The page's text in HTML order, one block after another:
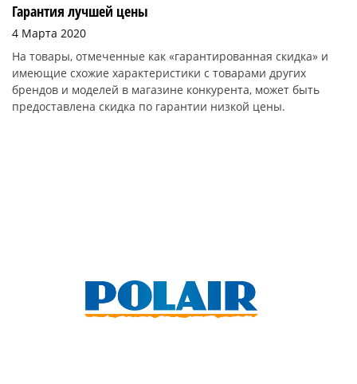
Гарантия лучшей цены
4 Марта 2020
На товары, отмеченные как «гарантированная скидка» и
имеющие схожие характеристики с товарами других
брендов и моделей в магазине конкурента, может быть
предоставлена скидка по гарантии низкой цены.